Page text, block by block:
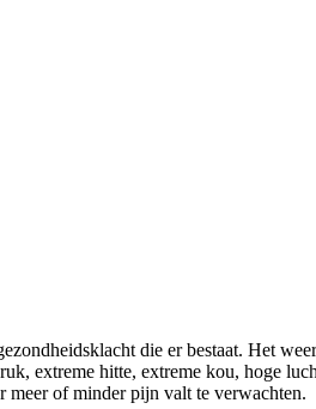
die er bestaat. Het
extreme hitte, extreme kou, hoge
meer of minder pijn valt te verwachten.